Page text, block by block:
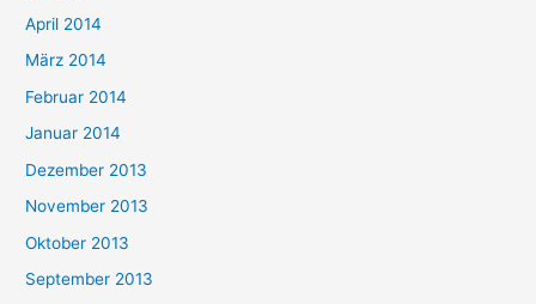
April 2014
März 2014
Februar 2014
Januar 2014
Dezember 2013
November 2013
Oktober 2013
September 2013